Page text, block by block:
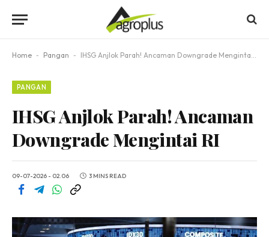
Home - Pangan - IHSG Anjlok Parah! Ancaman Downgrade Mengintai RI
PANGAN
IHSG Anjlok Parah! Ancaman
Downgrade Mengintai RI
09-07-2026 - 02.06 3 MINS READ